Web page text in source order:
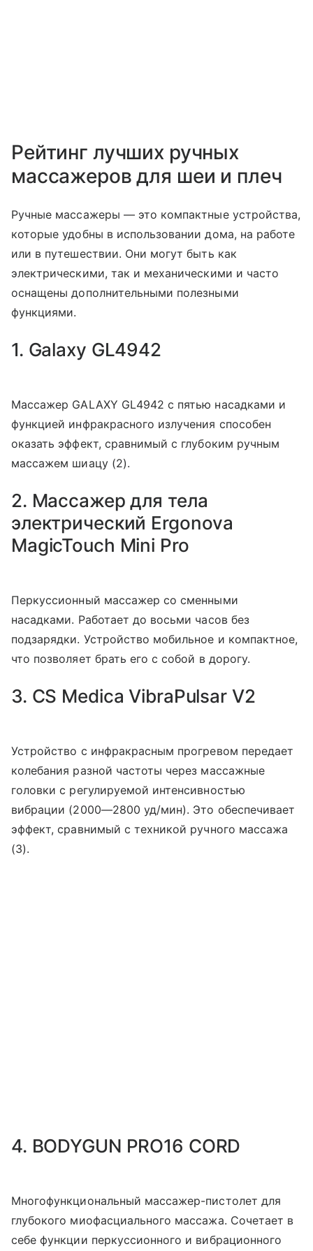
Рейтинг лучших ручных
массажеров для шеи и плеч
Ручные массажеры — это компактные устройства,
которые удобны в использовании дома, на работе
или в путешествии. Они могут быть как
электрическими, так и механическими и часто
оснащены дополнительными полезными
функциями.
1. Galaxy GL4942
Массажер GALAXY GL4942 с пятью насадками и
функцией инфракрасного излучения способен
оказать эффект, сравнимый с глубоким ручным
массажем шиацу (2).
2. Массажер для тела
электрический Ergonova
MagicTouch Mini Pro
Перкуссионный массажер со сменными
насадками. Работает до восьми часов без
подзарядки. Устройство мобильное и компактное,
что позволяет брать его с собой в дорогу.
3. CS Medica VibraPulsar V2
Устройство с инфракрасным прогревом передает
колебания разной частоты через массажные
головки с регулируемой интенсивностью
вибрации (2000—2800 уд/мин). Это обеспечивает
эффект, сравнимый с техникой ручного массажа
(3).
4. BODYGUN PRO16 CORD
Многофункциональный массажер-пистолет для
глубокого миофасциального массажа. Сочетает в
себе функции перкуссионного и вибрационного